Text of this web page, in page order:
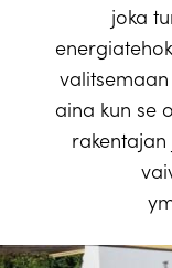
joka
aina kun se